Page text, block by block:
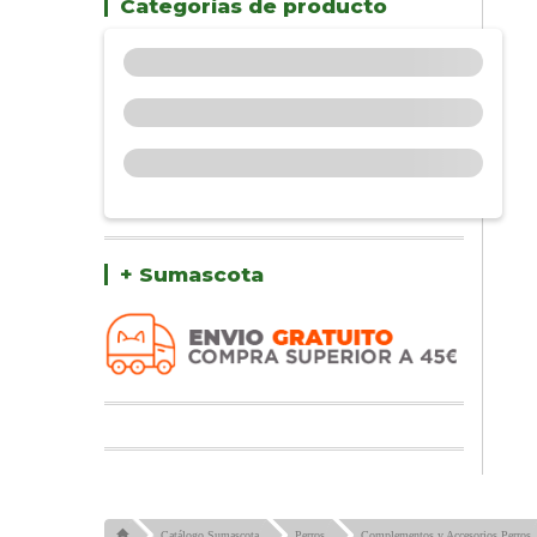
Categorías de producto
+ Sumascota